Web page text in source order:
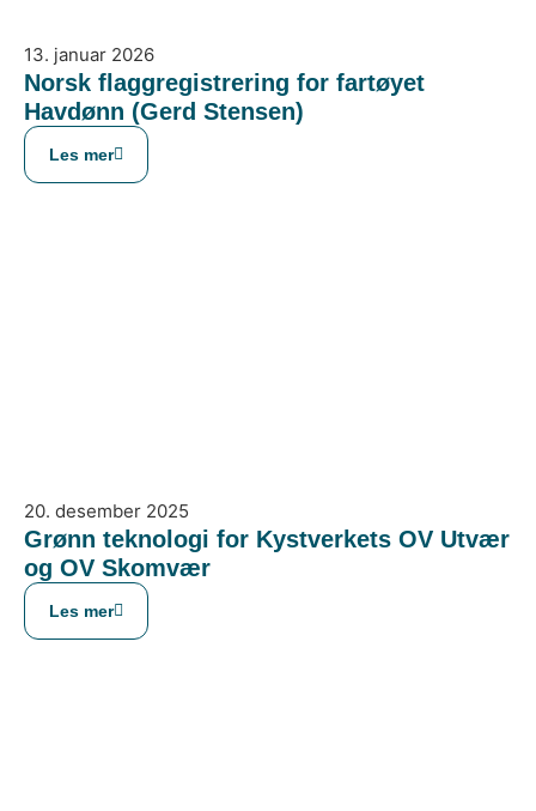
13. januar 2026
Norsk flaggregistrering for fartøyet
Havdønn (Gerd Stensen)
Les mer
20. desember 2025
Grønn teknologi for Kystverkets OV Utvær
og OV Skomvær
Les mer